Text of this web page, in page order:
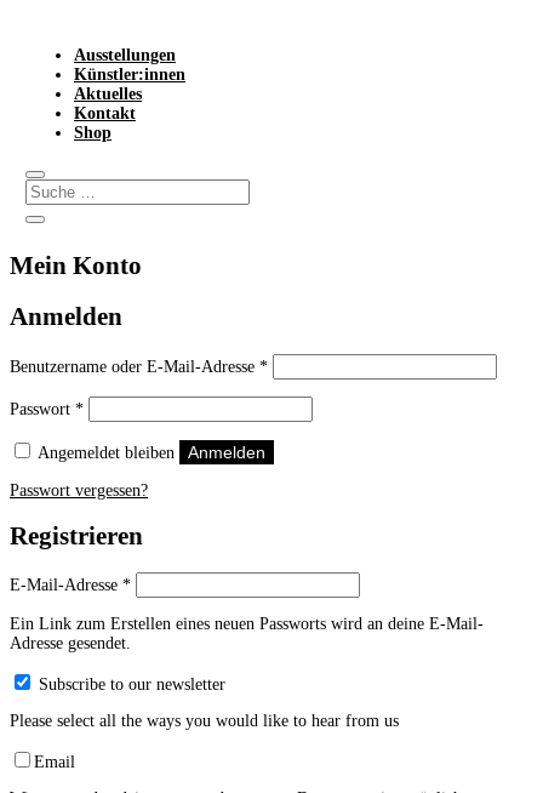
Ausstellungen
Künstler:innen
Aktuelles
Kontakt
Shop
Mein Konto
Anmelden
Benutzername oder E-Mail-Adresse *Erforderlich
Passwort *Erforderlich
Angemeldet bleiben Anmelden
Passwort vergessen?
Registrieren
E-Mail-Adresse *Erforderlich
Ein Link zum Erstellen eines neuen Passworts wird an deine E-Mail-
Adresse gesendet.
Subscribe to our newsletter
Please select all the ways you would like to hear from us
Email